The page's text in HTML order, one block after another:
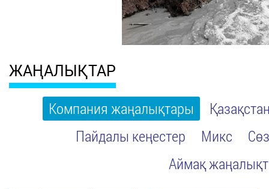
ЖАҢАЛЫҚТАР
Компания жаңалықтары
Пайдалы кеңестер
Микс
Аймақ